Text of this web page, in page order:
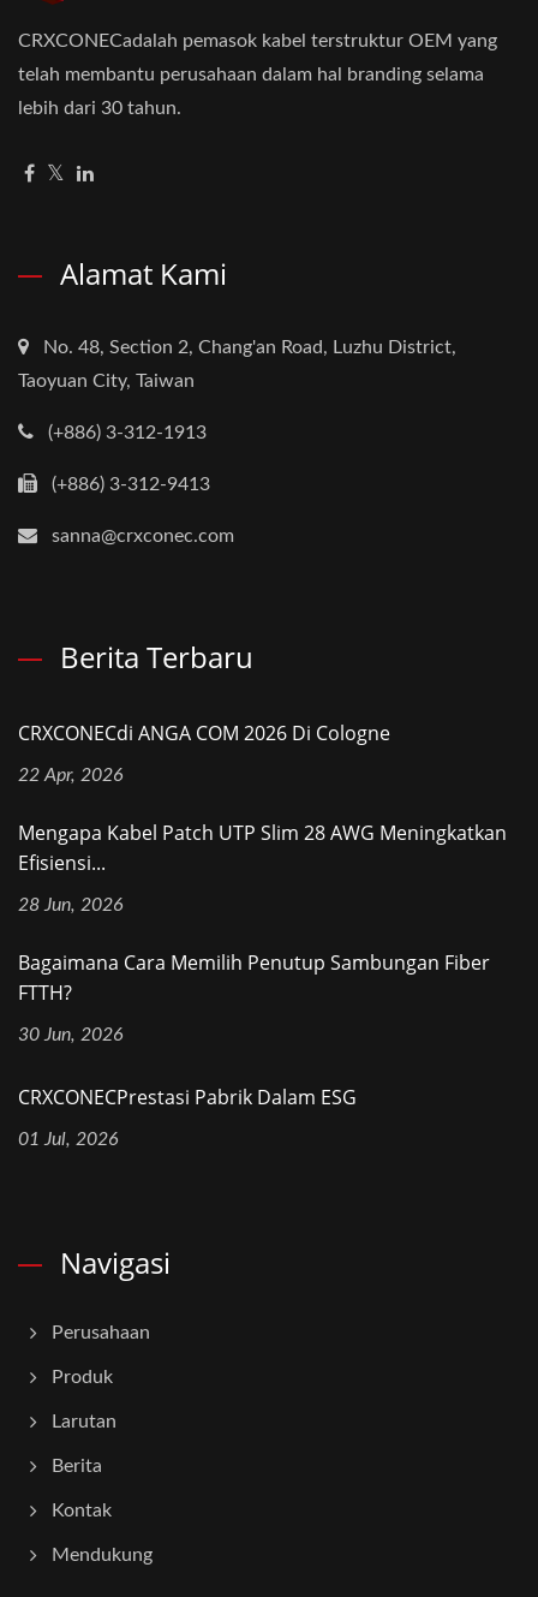
CRXCONECadalah pemasok kabel terstruktur OEM yang
telah membantu perusahaan dalam hal branding selama
lebih dari 30 tahun.
Alamat Kami
No. 48, Section 2, Chang'an Road, Luzhu District,
Taoyuan City, Taiwan
(+886) 3-312-1913
(+886) 3-312-9413
sanna@crxconec.com
Berita Terbaru
CRXCONECdi ANGA COM 2026 Di Cologne
22 Apr, 2026
Mengapa Kabel Patch UTP Slim 28 AWG Meningkatkan
Efisiensi...
28 Jun, 2026
Bagaimana Cara Memilih Penutup Sambungan Fiber
FTTH?
30 Jun, 2026
CRXCONECPrestasi Pabrik Dalam ESG
01 Jul, 2026
Navigasi
Perusahaan
Produk
Larutan
Berita
Kontak
Mendukung